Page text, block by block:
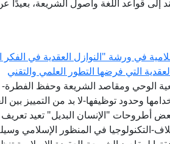
قواعد اللغة وأصول الشريعة، بعيدًا
في ورشة "النوازل العقدية في الفكر
التي فرضها التطور العلمي والتقني
الوحي ومقاصد الشريعة وحفظ الفطرة-
وحدود توظيفها-لا بد من التمييز بين
أطروحات "الإنسان البديل" تعيد
التكنولوجيا في المنظور الإسلامي